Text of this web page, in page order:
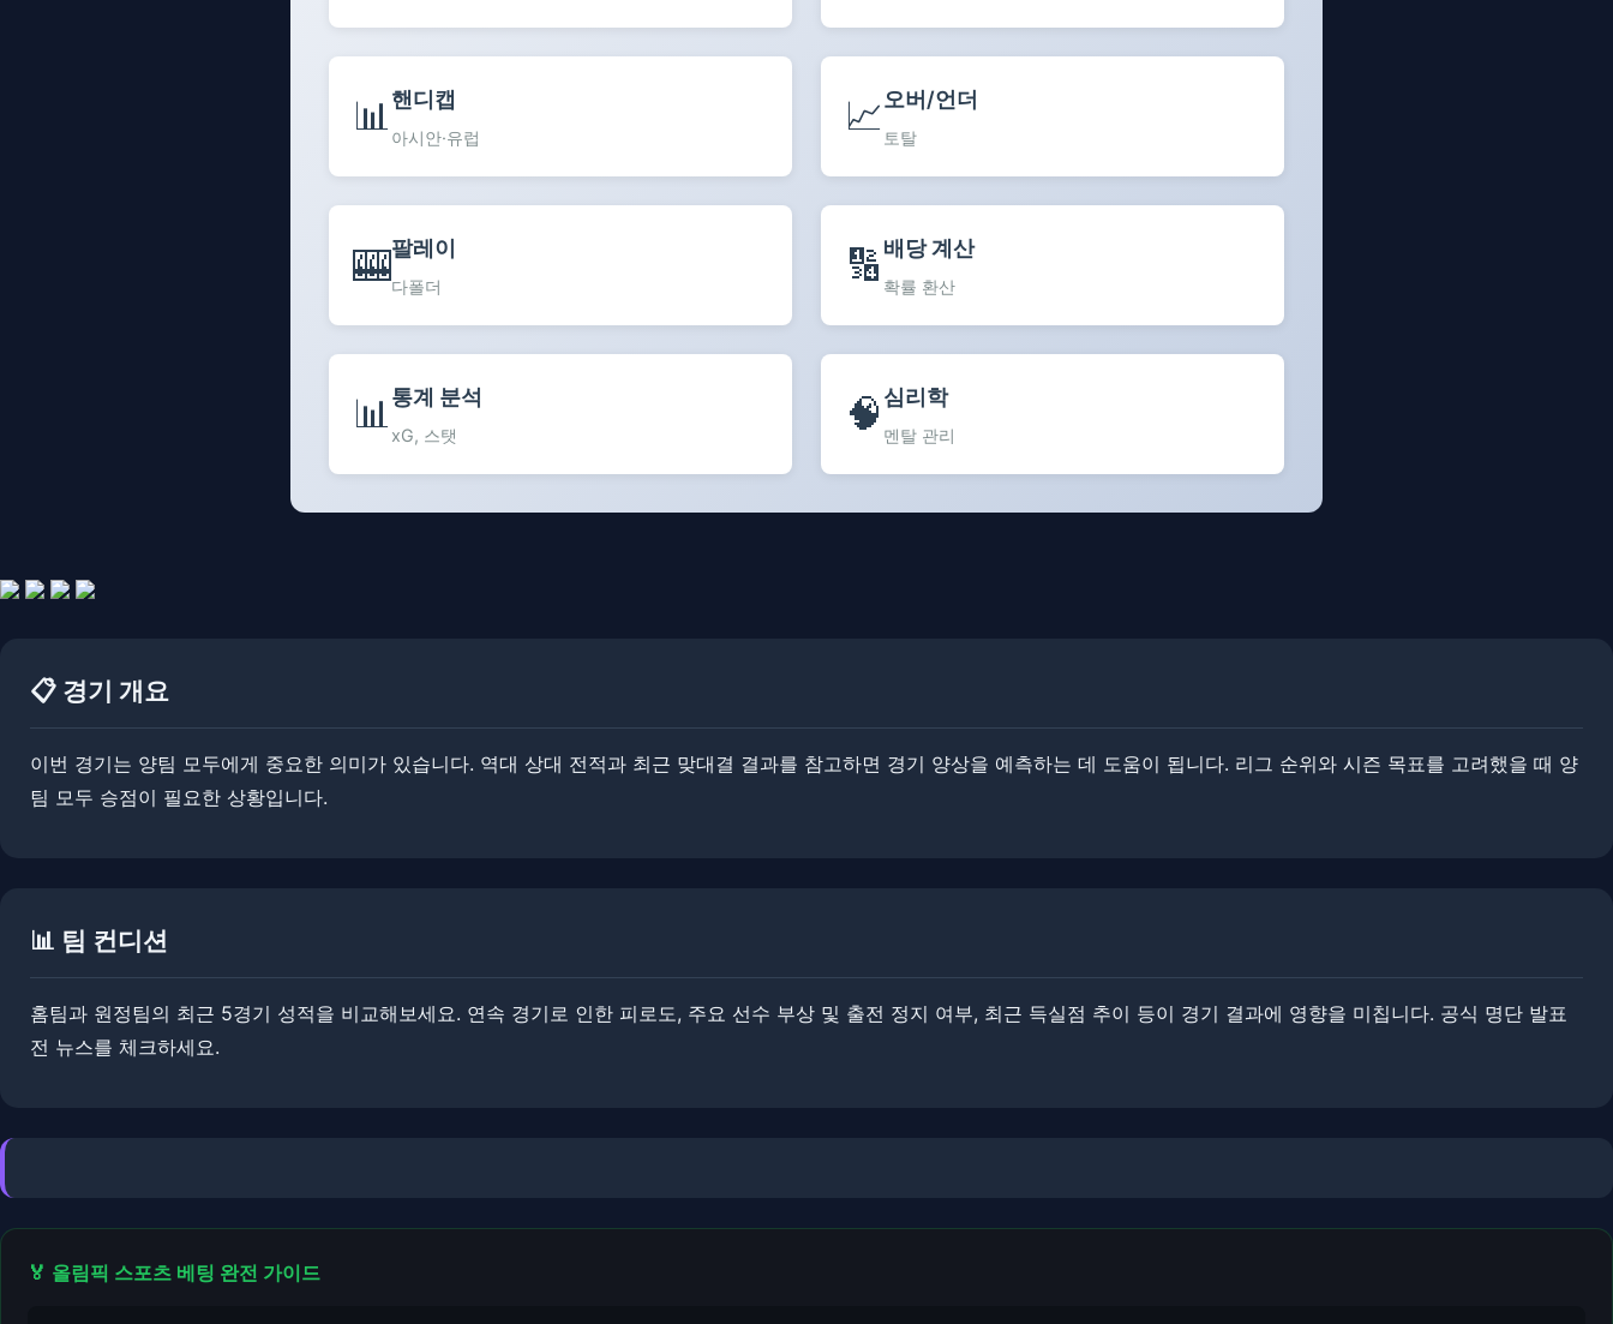
📊핸디캡
아시안·유럽 📈오버/언더
토탈
🎰팔레이
다폴더 🔢 배당 계산
확률 환산
📊통계 분석
xG, 스탯 🧠 심리학
멘탈 관리
📋 경기 개요
이번 경기는 양팀 모두에게 중요한 의미가 있습니다. ​​역대 상대 전적과 최근 맞대결 결과를 참고하면 경기 양상을 예측하는 데 도움이 됩니다. ​​리그 순위와 시즌 목표를 고려했을 때 양
팀 모두 승점이 필요한 상황입니다.
📊 팀 컨디션
홈팀과 원정팀의 최근 5경기 성적을 비교해보세요. ​연속 경기로 인한 피로도, 주요 선수 부상 및 출전 정지 여부, 최근 득실점 추이 등이 경기 결과에 영향을 미칩니다. ​공식 명단 발표
전 뉴스를 체크하세요.
🏅 올림픽 스포츠 베팅 완전 가이드